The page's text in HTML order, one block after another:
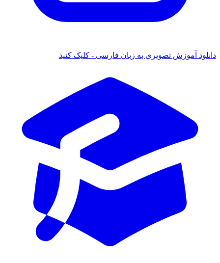
دانلود آموزش تصویری به زبان فارسی - کلیک کنید